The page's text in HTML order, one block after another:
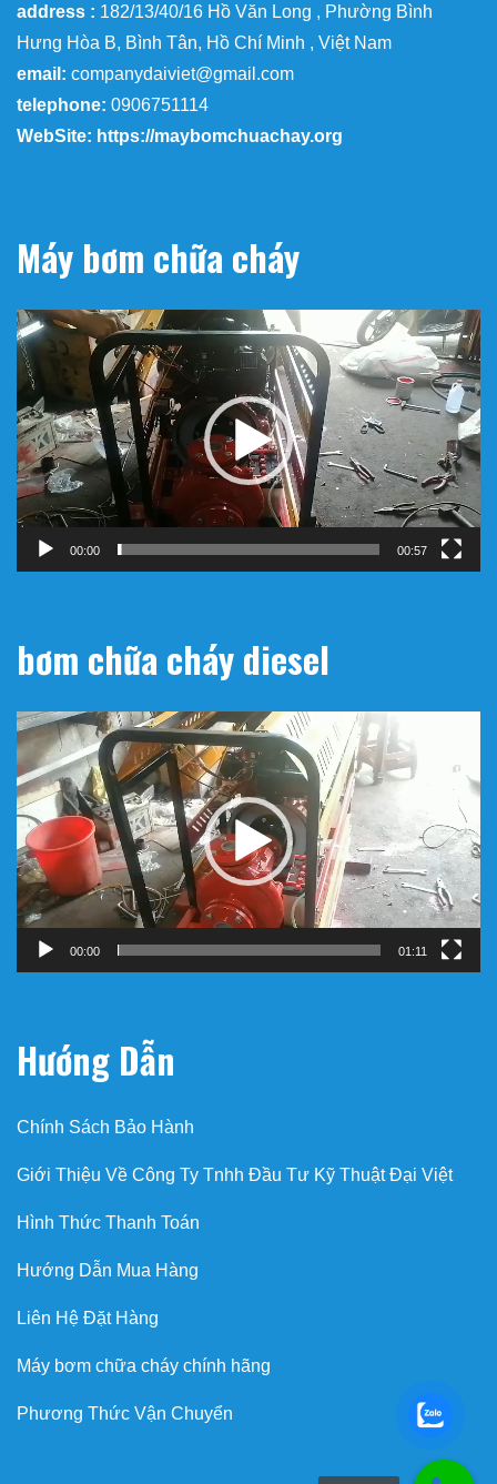
address : 182/13/40/16 Hồ Văn Long , Phường Bình
Hưng Hòa B, Bình Tân, Hồ Chí Minh , Việt Nam
email: companydaiviet@gmail.com
telephone: 0906751114
WebSite: https://maybomchuachay.org
Máy bơm chữa cháy
Trình
chơi
Video
00:00 00:57
bơm chữa cháy diesel
Trình
chơi
Video
00:00 01:11
Hướng Dẫn
Chính Sách Bảo Hành
Giới Thiệu Về Công Ty Tnhh Đầu Tư Kỹ Thuật Đại Việt
Hình Thức Thanh Toán
Hướng Dẫn Mua Hàng
Liên Hệ Đặt Hàng
Máy bơm chữa cháy chính hãng
Phương Thức Vận Chuyển